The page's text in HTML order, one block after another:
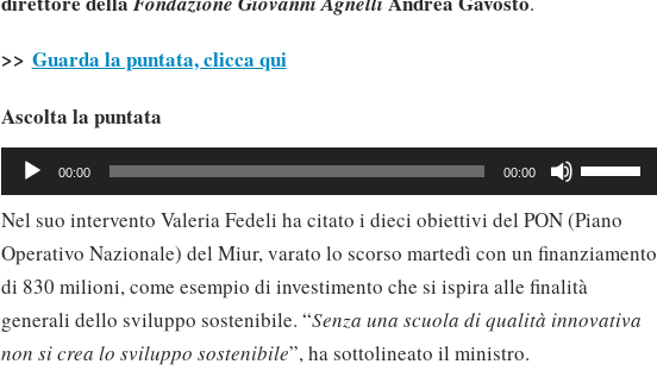
>> Guarda la puntata, clicca qui
Ascolta la puntata
Audio
Player
00:00 00:00
Usa
i
tasti
freccia
su/giù
per
Nel suo intervento Valeria Fedeli ha citato i dieci obiettivi del PON (Piano
Operativo Nazionale) del Miur, varato lo scorso martedì con un finanziamento
di 830 milioni, come esempio di investimento che si ispira alle finalità
generali dello sviluppo sostenibile. “Senza una scuola di qualità innovativa
non si crea lo sviluppo sostenibile”, ha sottolineato il ministro.